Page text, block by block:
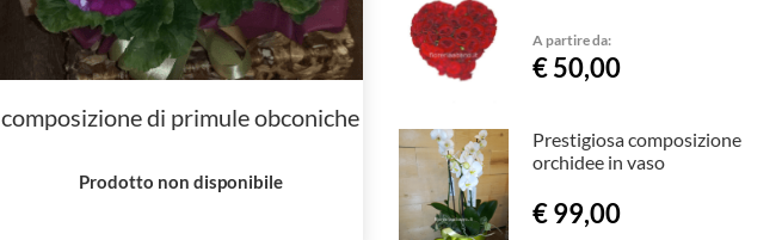
composizione di primule obconiche
Prodotto non disponibile
A partire da:
€ 50,00
Prestigiosa composizione
orchidee in vaso
€ 99,00